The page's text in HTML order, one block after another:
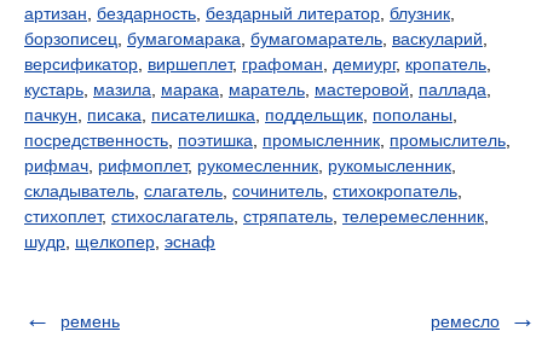
артизан, бездарность, бездарный литератор, блузник,
борзописец, бумагомарака, бумагомаратель, васкуларий,
версификатор, виршеплет, графоман, демиург, кропатель,
кустарь, мазила, марака, маратель, мастеровой, паллада,
пачкун, писака, писателишка, поддельщик, пополаны,
посредственность, поэтишка, промысленник, промыслитель,
рифмач, рифмоплет, рукомесленник, рукомысленник,
складыватель, слагатель, сочинитель, стихокропатель,
стихоплет, стихослагатель, стряпатель, телеремесленник,
шудр, щелкопер, эснаф
ремень ремесло